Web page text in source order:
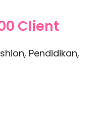
Client
Pendidikan,